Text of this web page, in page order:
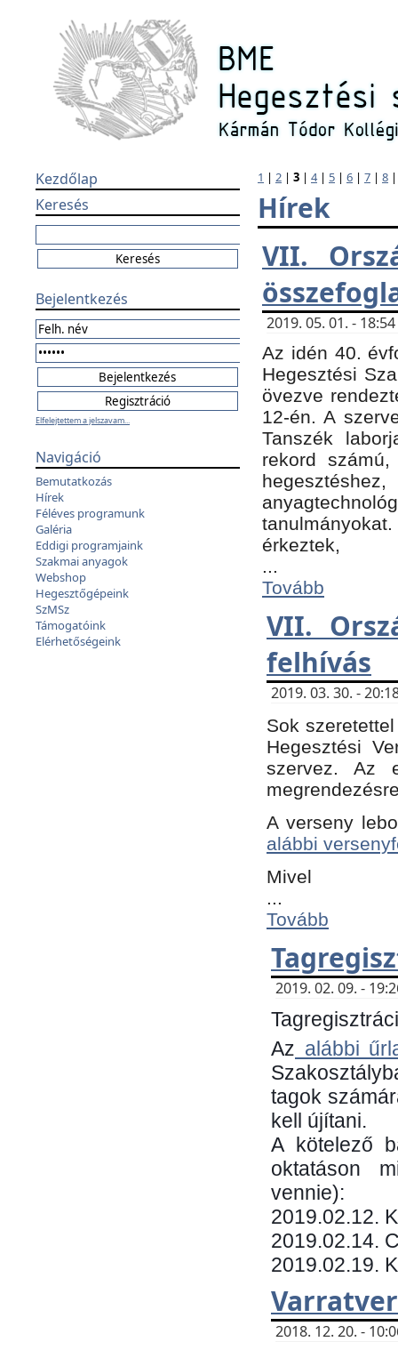
Kezdőlap
Keresés
Bejelentkezés
Elfelejtettem a jelszavam...
Navigáció
Bemutatkozás
Hírek
Féléves programunk
Galéria
Eddigi programjaink
Szakmai anyagok
Webshop
Hegesztőgépeink
SzMSz
Támogatóink
Elérhetőségeink
1 | 2 | 3 | 4| 5 | 6 | 7 | 8
Hírek
VII.
2019. 05. 01. -
Az idén 40.
Hegesztési
övezve
12-én. A
Tanszék
rekord
érkeztek,
...
Tovább
VII.
felhívás
2019. 03. 30. -
Sok
Hegesztési
szervez. Az
A verseny
alábbi
Mivel
...
Tovább
2019. 02. 09. -
Az alábbi
tagok
kell újítani.
​A kötelező
oktatáson
vennie):
​2019.02.12.
2019.02.14.
2019.02.19.
2018. 12. 20. -